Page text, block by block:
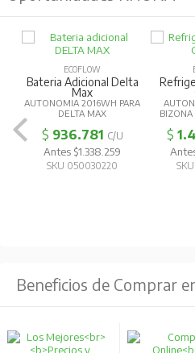
ECOFLOW
Bateria Adicional Delta
Max
AUTONOMIA 2016WH PARA
DELTA MAX
$ 936.781 C/U
Antes $1.338.259
SKU 050030220
BIZONA
$
Beneficios de Comprar